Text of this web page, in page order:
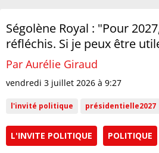
Ségolène Royal : "Pour
réfléchis. Si je peux être
Par Aurélie Giraud
vendredi 3 juillet 2026 à 9:27
l'invité politique présidentielle2027
L'INVITE POLITIQUE POLITIQUE